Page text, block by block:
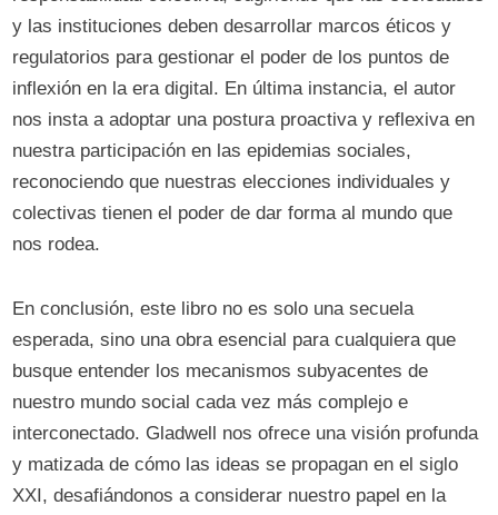
y las instituciones deben desarrollar marcos éticos y
regulatorios para gestionar el poder de los puntos de
inflexión en la era digital. En última instancia, el autor
nos insta a adoptar una postura proactiva y reflexiva en
nuestra participación en las epidemias sociales,
reconociendo que nuestras elecciones individuales y
colectivas tienen el poder de dar forma al mundo que
nos rodea.
En conclusión, este libro no es solo una secuela
esperada, sino una obra esencial para cualquiera que
busque entender los mecanismos subyacentes de
nuestro mundo social cada vez más complejo e
interconectado. Gladwell nos ofrece una visión profunda
y matizada de cómo las ideas se propagan en el siglo
XXI, desafiándonos a considerar nuestro papel en la